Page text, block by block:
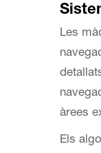
Les
àrees
Els